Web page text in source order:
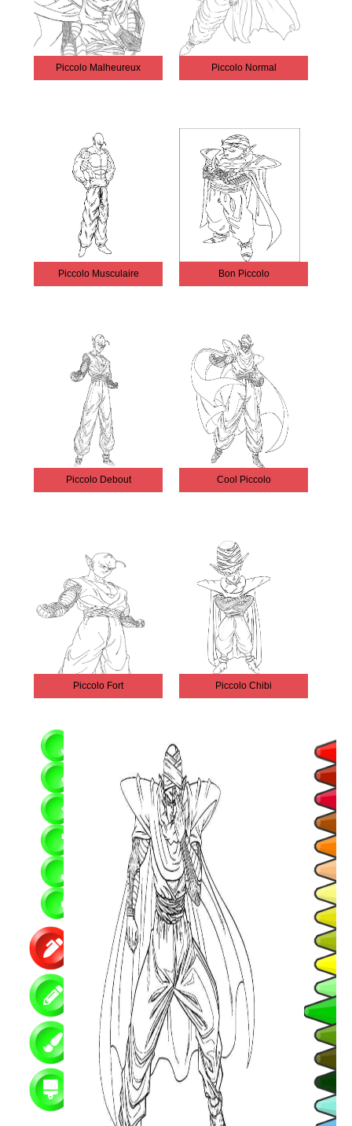
Piccolo Malheureux Piccolo Normal
Piccolo Musculaire Bon Piccolo
Piccolo Debout Cool Piccolo
Piccolo Fort Piccolo Chibi